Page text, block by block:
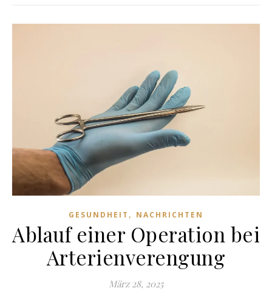
GESUNDHEIT , NACHRICHTEN
Ablauf einer Operation bei
Arterienverengung
März 28, 2025